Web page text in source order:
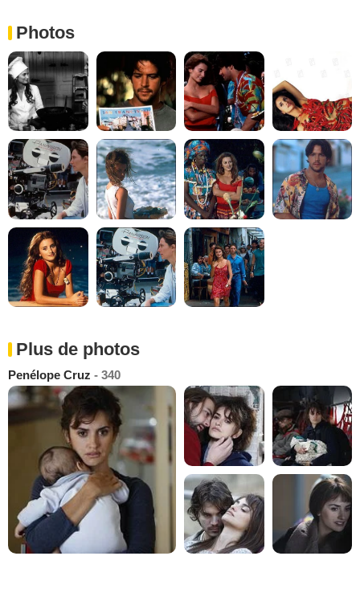
Photos
Plus de photos
Penélope Cruz - 340